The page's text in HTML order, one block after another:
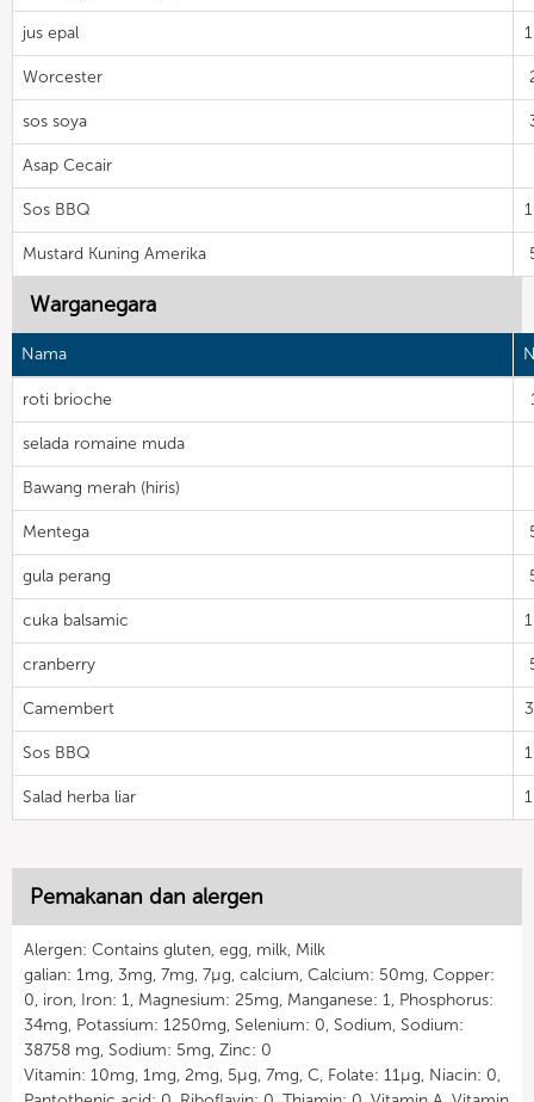
jus epal
Worcester
sos soya
Asap Cecair
Sos BBQ
Mustard Kuning Amerika
Warganegara
Nama
roti brioche
selada romaine muda
Bawang merah (hiris)
Mentega
gula perang
cuka balsamic
cranberry
Camembert
Sos BBQ
Salad herba liar
Pemakanan dan alergen
Alergen: Contains gluten, egg, milk, Milk
galian: 1mg, 3mg, 7mg, 7µg, calcium, Calcium: 50mg, Copper:
0, iron, Iron: 1, Magnesium: 25mg, Manganese: 1, Phosphorus:
34mg, Potassium: 1250mg, Selenium: 0, Sodium, Sodium:
38758 mg, Sodium: 5mg, Zinc: 0
Vitamin: 10mg, 1mg, 2mg, 5µg, 7mg, C, Folate: 11µg, Niacin: 0,